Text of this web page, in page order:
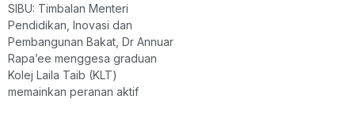
SIBU: Timbalan Menteri
Pendidikan, Inovasi dan
Pembangunan Bakat, Dr Annuar
Rapa’ee menggesa graduan
Kolej Laila Taib (KLT)
memainkan peranan aktif